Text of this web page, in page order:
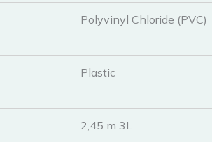
‎Polyvinyl Chloride (PVC)
‎Plastic
‎2,45 m 3L